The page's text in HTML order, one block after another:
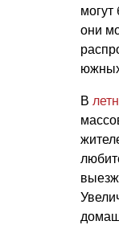
могут
они
В